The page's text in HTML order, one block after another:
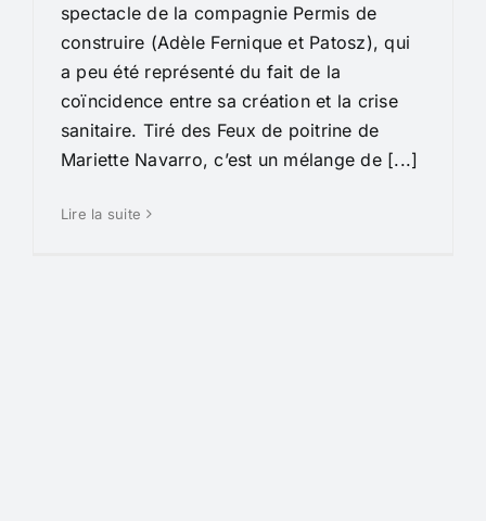
spectacle de la compagnie Permis de
construire (Adèle Fernique et Patosz), qui
a peu été représenté du fait de la
coïncidence entre sa création et la crise
sanitaire. Tiré des Feux de poitrine de
Mariette Navarro, c’est un mélange de [...]
Lire la suite